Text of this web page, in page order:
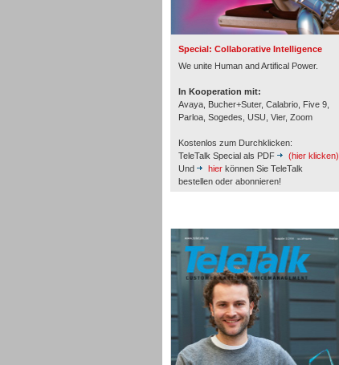
Special: Collaborative Intelligence
We unite Human and Artifical Power.
In Kooperation mit:
Avaya, Bucher+Suter, Calabrio, Five 9,
Parloa, Sogedes, USU, Vier, Zoom
Kostenlos zum Durchklicken:
TeleTalk Special als PDF
(hier klicken)
Und
hier können Sie TeleTalk
bestellen oder abonnieren!
Inbound